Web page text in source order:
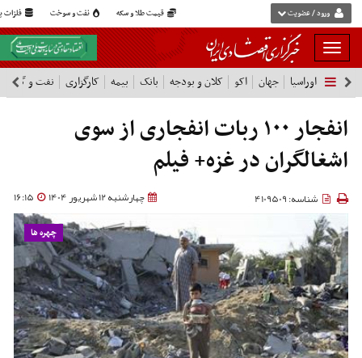
قیمت طلا و سکه نفت و سوخت فلزات ورود / عضویت
بار
و
بسته
نمودن
فهرست
اوراسیا جهان اکو کلان و بودجه بانک بیمه کارگزاری نفت و گاز
انفجار ۱۰۰ ربات انفجاری از سوی
اشغالگران در غزه+ فیلم
چهارشنبه 12 شهریور 1404 16:15 شناسه: 4109509
چهره ها